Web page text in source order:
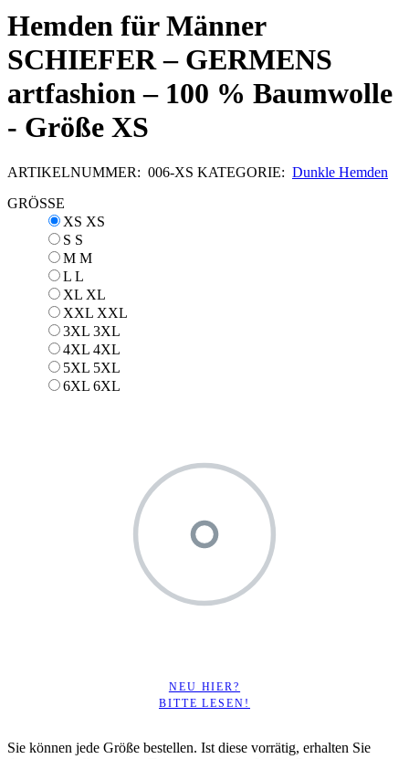
Hemden für Männer
SCHIEFER – GERMENS
artfashion – 100 % Baumwolle
- Größe XS
ARTIKELNUMMER: 006-XS KATEGORIE: Dunkle Hemden
GRÖSSE
XS XS
S S
M M
L L
XL XL
XXL XXL
3XL 3XL
4XL 4XL
5XL 5XL
6XL 6XL
NEU HIER?
BITTE LESEN!
Sie können jede Größe bestellen. Ist diese vorrätig, erhalten Sie